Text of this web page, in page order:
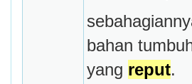
bahan
yang reput.